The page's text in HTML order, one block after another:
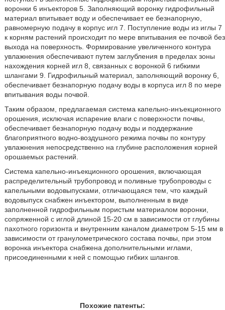
воронки 6 инъекторов 5. Заполняющий воронку гидрофильный
материал впитывает воду и обеспечивает ее безнапорную,
равномерную подачу в корпус игл 7. Поступление воды из иглы 7
к корням растений происходит по мере впитывания ее почвой без
выхода на поверхность. Формирование увеличенного контура
увлажнения обеспечивают путем заглубления в пределах зоны
нахождения корней игл 8, связанных с воронкой 6 гибкими
шлангами 9. Гидрофильный материал, заполняющий воронку 6,
обеспечивает безнапорную подачу воды в корпуса игл 8 по мере
впитывания воды почвой.
Таким образом, предлагаемая система капельно-инъекционного
орошения, исключая испарение влаги с поверхности почвы,
обеспечивает безнапорную подачу воды и поддержание
благоприятного водно-воздушного режима почвы по контуру
увлажнения непосредственно на глубине расположения корней
орошаемых растений.
Система капельно-инъекционного орошения, включающая
распределительный трубопровод и поливные трубопроводы с
капельными водовыпусками, отличающаяся тем, что каждый
водовыпуск снабжен инъектором, выполненным в виде
заполненной гидрофильным пористым материалом воронки,
сопряженной с иглой длиной 15-20 см в зависимости от глубины
пахотного горизонта и внутренним каналом диаметром 5-15 мм в
зависимости от гранулометрического состава почвы, при этом
воронка инъектора снабжена дополнительными иглами,
присоединенными к ней с помощью гибких шлангов.
Похожие патенты: